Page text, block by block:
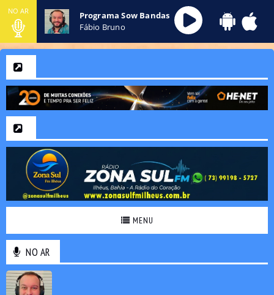
NO AR
Programa Sow Bandas
Fábio Bruno
MENU
NO AR